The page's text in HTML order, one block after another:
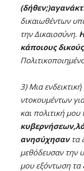
δικαιωθέντων
την Δικαιοσύνη.
κάποιους
3) Μια
ντοκουμέντων
και πολιτική
ανησύχησαντα
μεθόδευσαν την
μου εξόντωση τα